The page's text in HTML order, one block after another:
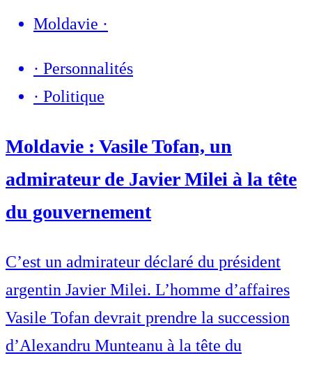
Moldavie ·
· Personnalités
· Politique
Moldavie : Vasile Tofan, un
admirateur de Javier Milei à la tête
du gouvernement
C’est un admirateur déclaré du président
argentin Javier Milei. L’homme d’affaires
Vasile Tofan devrait prendre la succession
d’Alexandru Munteanu à la tête du